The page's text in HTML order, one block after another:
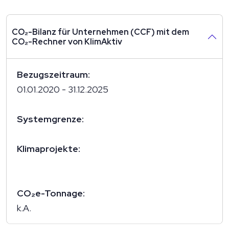
CO₂-Bilanz für Unternehmen (CCF) mit dem
CO₂-Rechner von KlimAktiv
Bezugszeitraum:
01.01.2020 - 31.12.2025
Systemgrenze:
Klimaprojekte:
CO₂e-Tonnage:
k.A.